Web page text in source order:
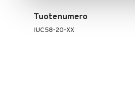
Tuotenumero
IUC58-20-XX